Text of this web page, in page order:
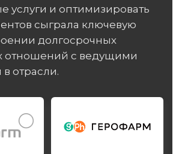
услуги и оптимизировать
сыграла ключевую
долгосрочных
отношений с ведущими
отрасли.